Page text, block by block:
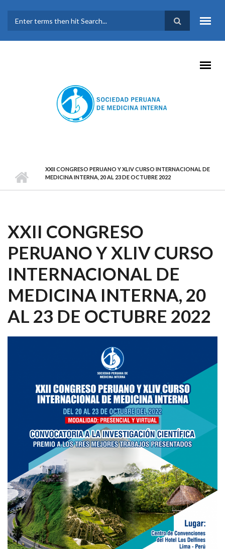
FORMULARIO DE
BÚSQUEDA
XXII CONGRESO PERUANO Y XLIV CURSO INTERNACIONAL DE
MEDICINA INTERNA, 20 AL 23 DE OCTUBRE 2022
XXII CONGRESO
PERUANO Y XLIV CURSO
INTERNACIONAL DE
MEDICINA INTERNA, 20
AL 23 DE OCTUBRE 2022